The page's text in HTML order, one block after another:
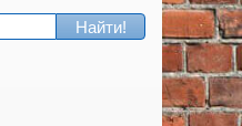
Найти!